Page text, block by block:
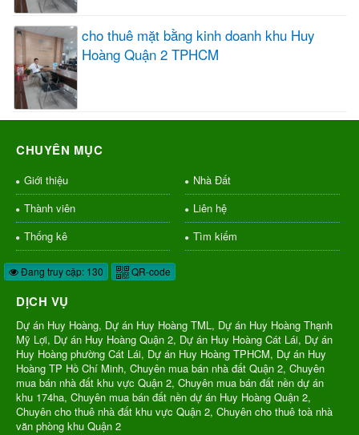
cho thuê mặt bằng kinh doanh khu Huy
Hoàng Quận 2 TPHCM
CHUYÊN MỤC
Giới thiệu
Nhà Đất
Thành viên
Liên hệ
Thống kê
Tìm kiếm
Đang truy cập: 130 QR-code
DỊCH VỤ
Dự án Huy Hoàng, Dự án Huy Hoàng TML, Dự án Huy Hoàng Thạnh
Mỹ Lợi, Dự án Huy Hoàng Quận 2, Dự án Huy Hoàng Cát Lái, Dự án
Huy Hoàng phường Cát Lái, Dự án Huy Hoàng TPHCM, Dự án Huy
Hoàng TP Hồ Chí Minh, Chuyên mua bán nhà đất Quận 2, Chuyên
mua bán nhà đất khu vực Quận 2, Chuyên mua bán đất nền dự án
khu 174ha, Chuyên mua bán đất nền dự án Huy Hoàng Quận 2,
Chuyên cho thuê nhà đất khu vực Quận 2, Chuyên cho thuê toà nhà
văn phòng khu Quận 2